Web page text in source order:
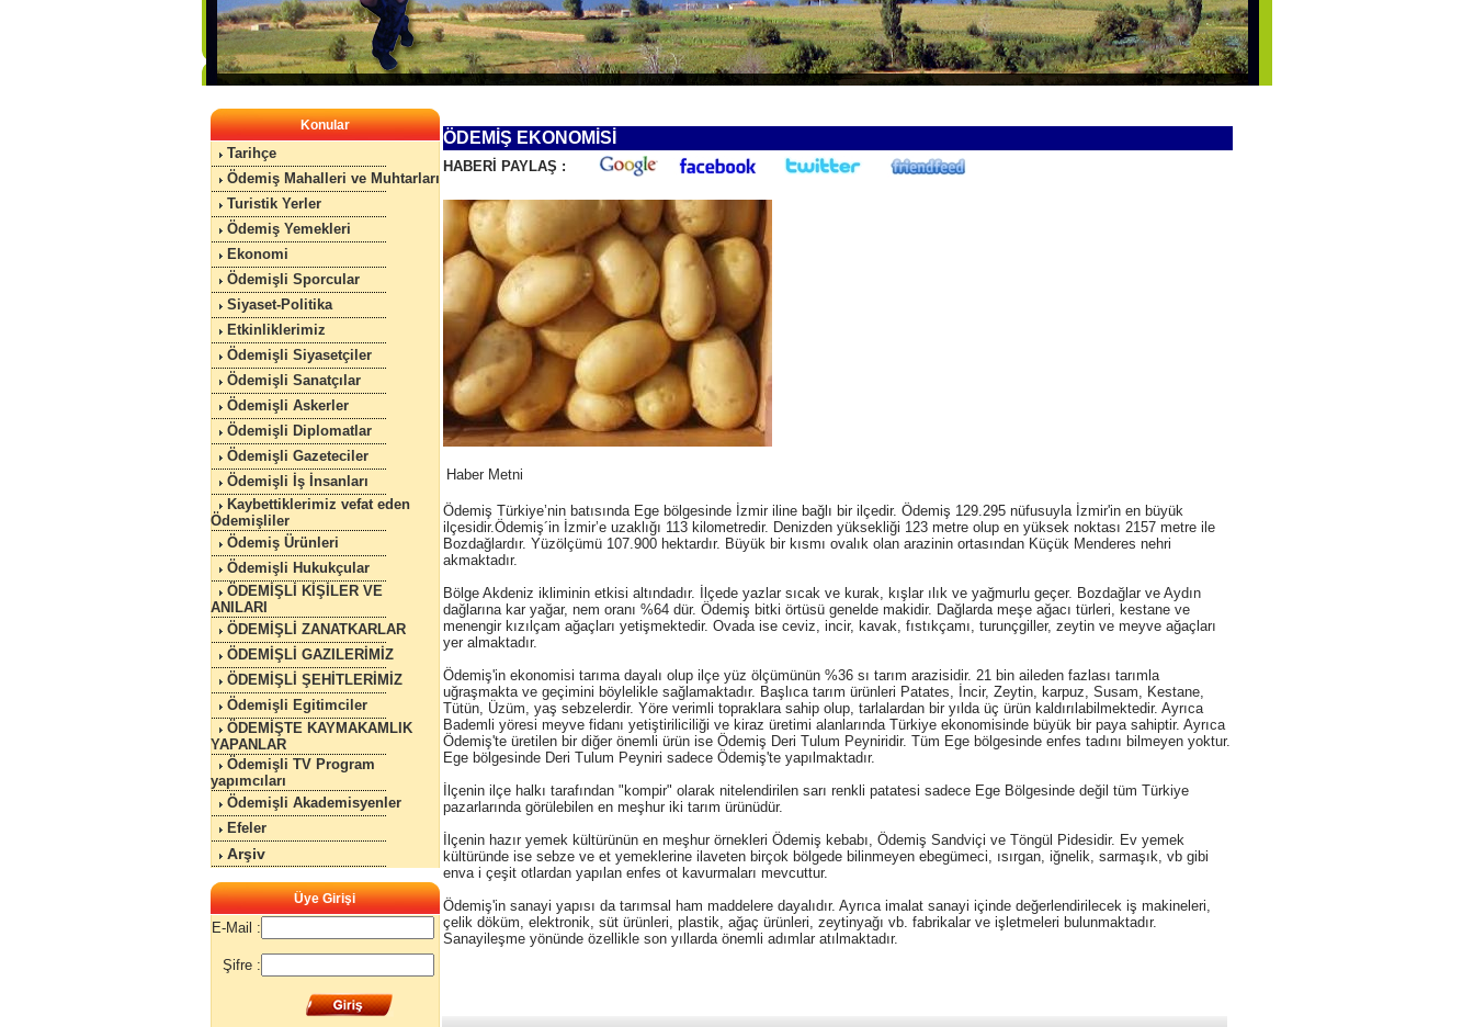
Konular
Tarihçe
Ödemiş Mahalleri ve Muhtarları
Turistik Yerler
Ödemiş Yemekleri
Ekonomi
Ödemişli Sporcular
Siyaset-Politika
Etkinliklerimiz
Ödemişli Siyasetçiler
Ödemişli Sanatçılar
Ödemişli Askerler
Ödemişli Diplomatlar
Ödemişli Gazeteciler
Ödemişli İş İnsanları
Kaybettiklerimiz vefat eden
Ödemişliler
Ödemiş Ürünleri
Ödemişli Hukukçular
ÖDEMİŞLİ KİŞİLER VE
ANILARI
ÖDEMİŞLİ ZANATKARLAR
ÖDEMİŞLİ GAZILERİMİZ
ÖDEMİŞLİ ŞEHİTLERİMİZ
Ödemişli Egitimciler
ÖDEMİŞTE KAYMAKAMLIK
YAPANLAR
Ödemişli TV Program
yapımcıları
Ödemişli Akademisyenler
Efeler
Arşiv
Üye Girişi
E-Mail :
Şifre :
ÖDEMİŞ EKONOMİSİ
HABERİ PAYLAŞ :
Haber Metni
Ödemiş Türkiye’nin batısında Ege bölgesinde İzmir iline bağlı bir ilçedir. Ödemiş 129.295 nüfusuyla İzmir'in en büyük
ilçesidir.Ödemiş´in İzmir’e uzaklığı 113 kilometredir. Denizden yüksekliği 123 metre olup en yüksek noktası 2157 metre ile
Bozdağlardır. Yüzölçümü 107.900 hektardır. Büyük bir kısmı ovalık olan arazinin ortasından Küçük Menderes nehri
akmaktadır.
Bölge Akdeniz ikliminin etkisi altındadır. İlçede yazlar sıcak ve kurak, kışlar ılık ve yağmurlu geçer. Bozdağlar ve Aydın
dağlarına kar yağar, nem oranı %64 dür. Ödemiş bitki örtüsü genelde makidir. Dağlarda meşe ağacı türleri, kestane ve
menengir kızılçam ağaçları yetişmektedir. Ovada ise ceviz, incir, kavak, fıstıkçamı, turunçgiller, zeytin ve meyve ağaçları
yer almaktadır.
Ödemiş'in ekonomisi tarıma dayalı olup ilçe yüz ölçümünün %36 sı tarım arazisidir. 21 bin aileden fazlası tarımla
uğraşmakta ve geçimini böylelikle sağlamaktadır. Başlıca tarım ürünleri Patates, İncir, Zeytin, karpuz, Susam, Kestane,
Tütün, Üzüm, yaş sebzelerdir. Yöre verimli topraklara sahip olup, tarlalardan bir yılda üç ürün kaldırılabilmektedir. Ayrıca
Bademli yöresi meyve fidanı yetiştiriliciliği ve kiraz üretimi alanlarında Türkiye ekonomisinde büyük bir paya sahiptir. Ayrıca
Ödemiş'te üretilen bir diğer önemli ürün ise Ödemiş Deri Tulum Peyniridir. Tüm Ege bölgesinde enfes tadını bilmeyen yoktur.
Ege bölgesinde Deri Tulum Peyniri sadece Ödemiş'te yapılmaktadır.
İlçenin ilçe halkı tarafından "kompir" olarak nitelendirilen sarı renkli patatesi sadece Ege Bölgesinde değil tüm Türkiye
pazarlarında görülebilen en meşhur iki tarım ürünüdür.
İlçenin hazır yemek kültürünün en meşhur örnekleri Ödemiş kebabı, Ödemiş Sandviçi ve Töngül Pidesidir. Ev yemek
kültüründe ise sebze ve et yemeklerine ilaveten birçok bölgede bilinmeyen ebegümeci, ısırgan, iğnelik, sarmaşık, vb gibi
enva i çeşit otlardan yapılan enfes ot kavurmaları mevcuttur.
Ödemiş'in sanayi yapısı da tarımsal ham maddelere dayalıdır. Ayrıca imalat sanayi içinde değerlendirilecek iş makineleri,
çelik döküm, elektronik, süt ürünleri, plastik, ağaç ürünleri, zeytinyağı vb. fabrikalar ve işletmeleri bulunmaktadır.
Sanayileşme yönünde özellikle son yıllarda önemli adımlar atılmaktadır.